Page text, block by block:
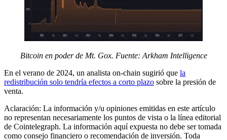
Bitcoin en poder de Mt. Gox. Fuente: Arkham Intelligence
En el verano de 2024, un analista on-chain sugirió que la
redistribución solo tendría efectos a corto plazo sobre la presión de
venta.
Aclaración: La información y/u opiniones emitidas en este artículo
no representan necesariamente los puntos de vista o la línea editorial
de Cointelegraph. La información aquí expuesta no debe ser tomada
como consejo financiero o recomendación de inversión. Toda